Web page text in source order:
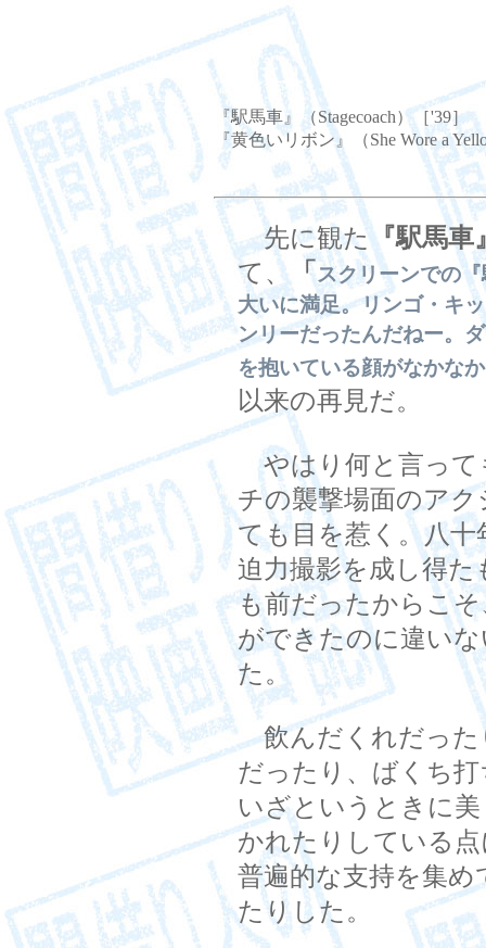
『駅馬車』（Stagecoach）［'39］
『黄色いリボン』（She Wore a
先に観た『駅馬車
て、
「スクリーンでの
大いに満足。リンゴ・キ
ンリーだったんだねー。
を抱いている顔がなかな
以来の再見だ。
やはり何と言って
チの襲撃場面のア
ても目を惹く。八
迫力撮影を成し得
も前だったからこ
ができたのに違い
た。
飲んだくれだった
だったり、ばくち
いざというときに
かれたりしている
普遍的な支持を集
たりした。